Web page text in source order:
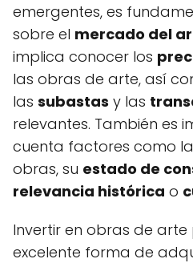
emergentes, es
sobre el mercado del
implica conocer los
las obras de arte, así
las subastas y las
relevantes. También es
cuenta factores como la
obras, su estado de
relevancia histórica o
Invertir en obras de arte
excelente forma de